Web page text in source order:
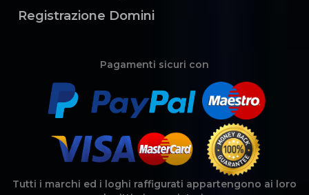
Registrazione Domini
Pagamenti sicuri con
Tutti i marchi ed i loghi raffigurati appartengono ai loro